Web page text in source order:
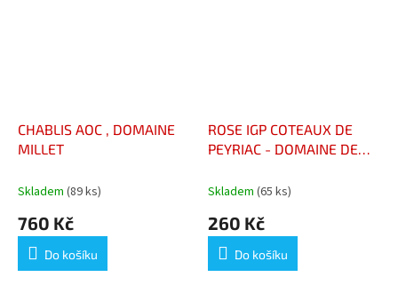
CHABLIS AOC , DOMAINE
MILLET
Skladem (89 ks)
760 Kč
Do košíku
ROSE IGP COTEAUX DE
PEYRIAC - DOMAINE DE
Skladem (65 ks)
260 Kč
Do košíku